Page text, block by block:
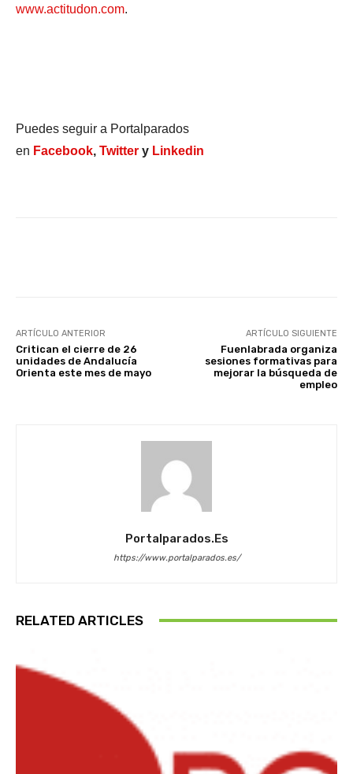
www.actitudon.com.
Puedes seguir a Portalparados
en Facebook, Twitter y Linkedin
ARTÍCULO ANTERIOR
Critican el cierre de 26
unidades de Andalucía
Orienta este mes de mayo
ARTÍCULO SIGUIENTE
Fuenlabrada organiza
sesiones formativas para
mejorar la búsqueda de
empleo
Portalparados.es
https://www.portalparados.es/
RELATED ARTICLES